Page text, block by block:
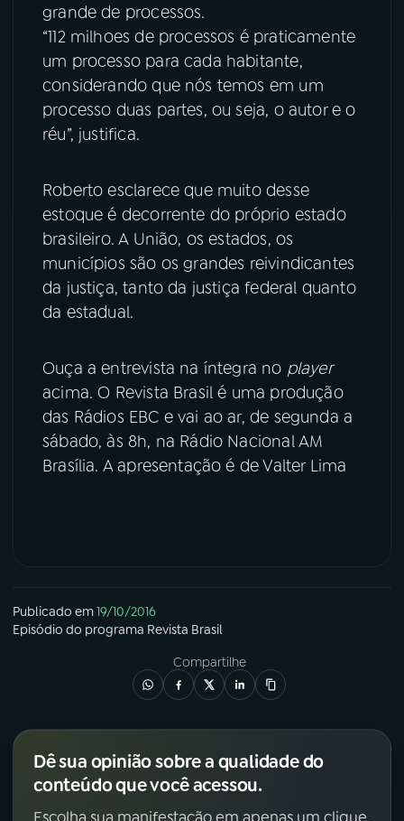
grande de processos.
“112 milhoes de processos é praticamente
um processo para cada habitante,
considerando que nós temos em um
processo duas partes, ou seja, o autor e o
réu”, justifica.
Roberto esclarece que muito desse
estoque é decorrente do próprio estado
brasileiro. A União, os estados, os
municípios são os grandes reivindicantes
da justiça, tanto da justiça federal quanto
da estadual.
Ouça a entrevista na íntegra no player
acima. O Revista Brasil é uma produção
das Rádios EBC e vai ao ar, de segunda a
sábado, às 8h, na Rádio Nacional AM
Brasília. A apresentação é de Valter Lima
Publicado em19/10/2016
Episódio do programa Revista Brasil
Compartilhe
Dê sua opinião sobre a qualidade do
conteúdo que você acessou.
Escolha sua manifestação em apenas um clique.